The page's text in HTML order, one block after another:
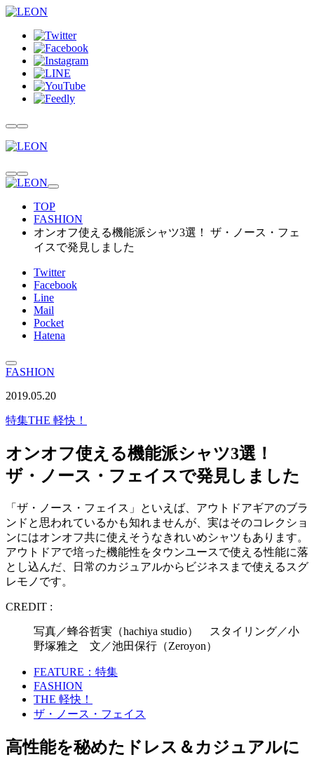
TOP
FASHION
オンオフ使える機能派シャツ3選！ ザ・ノース・フェ
イスで発見しました
Twitter
Facebook
Line
Mail
Pocket
Hatena
FASHION
2019.05.20
特集THE 軽快！
オンオフ使える機能派シャツ3選！
ザ・ノース・フェイスで発見しました
「ザ・ノース・フェイス」といえば、アウトドアギアのブラ
ンドと思われているかも知れませんが、実はそのコレクショ
ンにはオンオフ共に使えそうなきれいめシャツもあります。
アウトドアで培った機能性をタウンユースで使える性能に落
とし込んだ、日常のカジュアルからビジネスまで使えるスグ
レモノです。
CREDIT :
写真／蜂谷哲実（hachiya studio） スタイリング／小
野塚雅之 文／池田保行（Zeroyon）
FEATURE：特集
FASHION
THE 軽快！
ザ・ノース・フェイス
高性能を秘めたドレス＆カジュアルに